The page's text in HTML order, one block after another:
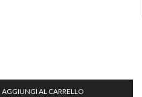
AGGIUNGI AL CARRELLO